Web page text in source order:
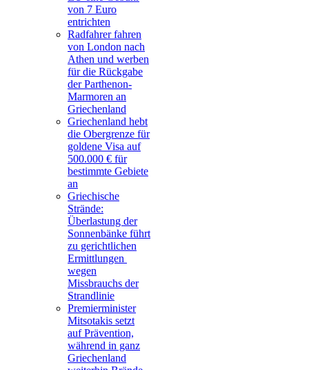
von 7 Euro
entrichten
Radfahrer fahren
von London nach
Athen und werben
für die Rückgabe
der Parthenon-
Marmoren an
Griechenland
Griechenland hebt
die Obergrenze für
goldene Visa auf
500.000 € für
bestimmte Gebiete
an
Griechische
Strände:
Überlastung der
Sonnenbänke führt
zu gerichtlichen
Ermittlungen
wegen
Missbrauchs der
Strandlinie
Premierminister
Mitsotakis setzt
auf Prävention,
während in ganz
Griechenland